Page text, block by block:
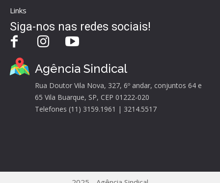
Links
Siga-nos nas redes sociais!
Agência Sindical
Rua Doutor Vila Nova, 327, 6º andar, conjuntos 64 e
65 Vila Buarque, SP, CEP 01222-020
Telefones (11) 3159.1961 | 3214.5517